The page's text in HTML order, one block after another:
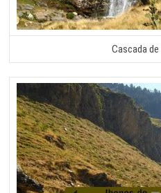
Cascada